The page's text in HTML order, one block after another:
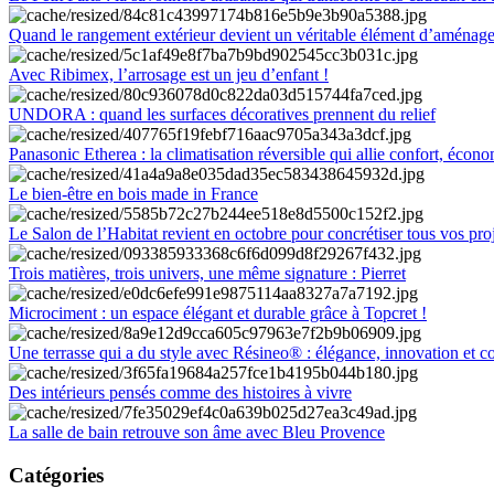
Quand le rangement extérieur devient un véritable élément
Avec Ribimex, l’arrosage est un jeu d’enfant !
UNDORA : quand les surfaces décoratives prennent du relief
Panasonic Etherea : la climatisation réversible qui allie confort,
Le bien-être en bois made in France
Le Salon de l’Habitat revient en octobre pour concrétiser tous vos
Trois matières, trois univers, une même signature : Pierret
Microciment : un espace élégant et durable grâce à Topcret !
Une terrasse qui a du style avec Résineo® : élégance, innovation et
Des intérieurs pensés comme des histoires à vivre
La salle de bain retrouve son âme avec Bleu Provence
Catégories